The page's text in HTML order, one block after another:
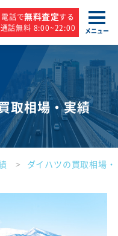
電話で無料査定する
通話無料 8:00~22:00
メニュー
取相場・実績
ダイハツの買取相場